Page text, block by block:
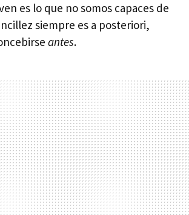
es lo que no somos capaces de
siempre es a posteriori,
antes.